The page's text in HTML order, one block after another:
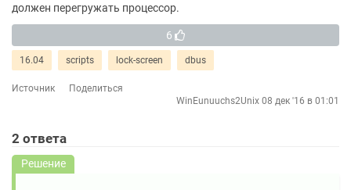
должен перегружать процессор.
6
16.04 scripts lock-screen dbus
Источник
Поделиться
WinEunuuchs2Unix 08 дек '16 в 01:01
2 ответа
Решение